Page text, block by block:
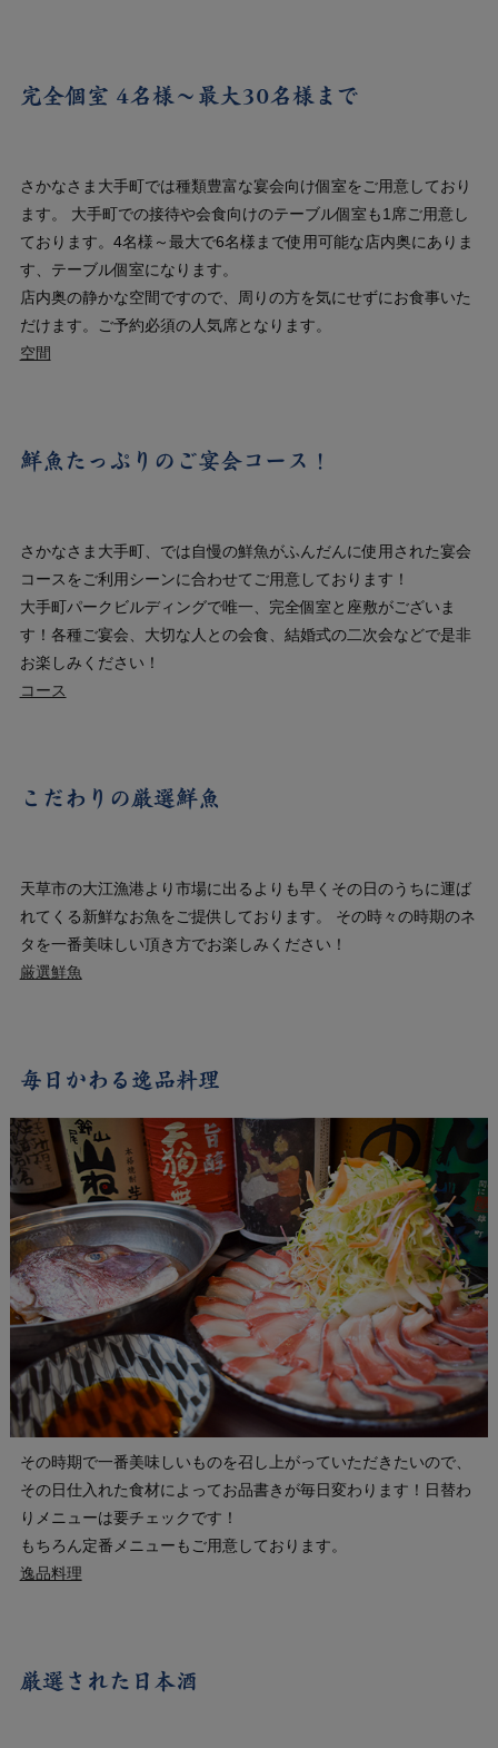
完全個室 4名様～最大30名様まで
さかなさま大手町では種類豊富な宴会向け個室をご用意しており
ます。 大手町での接待や会食向けのテーブル個室も1席ご用意し
ております。4名様～最大で6名様まで使用可能な店内奥にありま
す、テーブル個室になります。
店内奥の静かな空間ですので、周りの方を気にせずにお食事いた
だけます。ご予約必須の人気席となります。
空間
鮮魚たっぷりのご宴会コース！
さかなさま大手町、では自慢の鮮魚がふんだんに使用された宴会
コースをご利用シーンに合わせてご用意しております！
大手町パークビルディングで唯一、完全個室と座敷がございま
す！各種ご宴会、大切な人との会食、結婚式の二次会などで是非
お楽しみください！
コース
こだわりの厳選鮮魚
天草市の大江漁港より市場に出るよりも早くその日のうちに運ば
れてくる新鮮なお魚をご提供しております。 その時々の時期のネ
タを一番美味しい頂き方でお楽しみください！
厳選鮮魚
毎日かわる逸品料理
その時期で一番美味しいものを召し上がっていただきたいので、
その日仕入れた食材によってお品書きが毎日変わります！日替わ
りメニューは要チェックです！
もちろん定番メニューもご用意しております。
逸品料理
厳選された日本酒